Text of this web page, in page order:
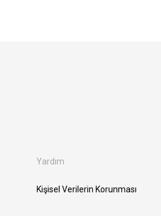
Yardım
Kişisel Verilerin Korunması